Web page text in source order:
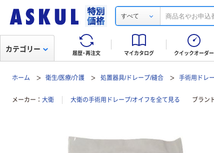
すべて
履歴・再注文 マイカタログ クイックオーダー
カテゴリー
ホーム 衛生/医療/介護 処置器具/ドレープ/縫合 手術用ドレ
メーカー 大衛 大衛の手術用ドレープ/オイフを全て見る ブラン